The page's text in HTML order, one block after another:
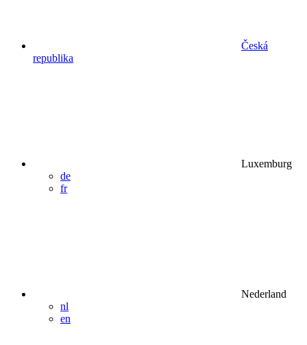
Česká
republika
Luxemburg
de
fr
Nederland
nl
en